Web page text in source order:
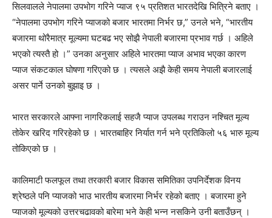
सिलवालले नेपालमा उपभोग गरिने प्याज ९५ प्रतिशत भारतदेखि भित्रिने बताए ।
“नेपालमा उपभोग गरिने प्याजको बजार भारतमा निर्भर छ,” उनले भने, “भारतीय
बजारमा थोरैमात्र मूल्यमा घटबढ भए सोझै नेपाली बजारमा प्रभाव गर्छ । अहिले
भएको त्यस्तै हो ।” उनका अनुसार अहिले भारतमा प्याज अभाव भएका कारण
प्याज संकटकाल घोषणा गरिएको छ । त्यसले अझै केही समय नेपाली बजारलाई
असर पार्ने उनको बुझाइ छ ।
भारत सरकारले आफ्ना नागरिकलाई सहजै प्याज उपलब्ध गराउन नश्चित मूल्य
तोकेर खरिद गरिरहेको छ । भारतबाहिर निर्यात गर्न भने प्रतिकिलो ५६ भारु मूल्य
तोकिएको छ ।
कालिमाटी फलफूल तथा तरकारी बजार विकास समितिका उपनिर्देशक विनय
श्रेष्ठले पनि प्याजको भाउ भारतीय बजारमा निर्भर रहेको बताए । बजारमा हुने
प्याजको मूल्यको उत्तरचढावको बारेमा भने केही भन्न नसकिने उनी बताउँछन् ।